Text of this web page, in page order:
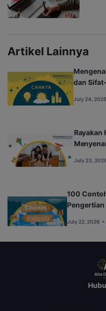
Artikel Lainnya
dan
July 24, 2026
Rayakan
July 23,
100
Pengertian
July 22, 2026